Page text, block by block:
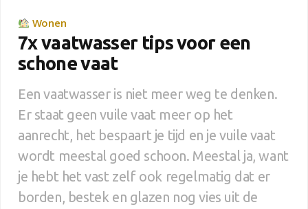
Wonen
7x vaatwasser tips voor een
schone vaat
Een vaatwasser is niet meer weg te denken.
Er staat geen vuile vaat meer op het
aanrecht, het bespaart je tijd en je vuile vaat
wordt meestal goed schoon. Meestal ja, want
je hebt het vast zelf ook regelmatig dat er
borden, bestek en glazen nog vies uit de